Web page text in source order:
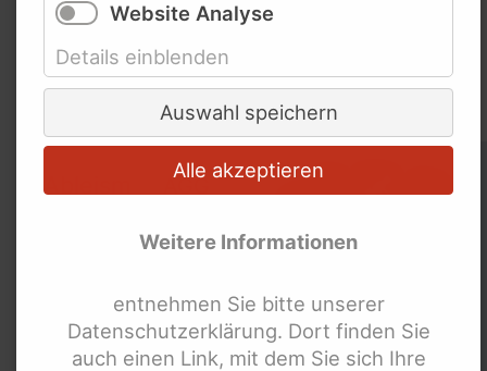
behinderter Frauen nimmt das Weibernetz
Stellung zu den verschiedensten Themen aus
der Behinderten- und Frauenpolitik. Hier finden
Sie Informationen zu einigen wichtigen Themen.
Schlagworte überspringen
Ableism AGG
Armut
Barrierefreiheit
Website Analyse
Details einblenden
Auswahl speichern
Alle akzeptieren
Weitere Informationen
entnehmen Sie bitte unserer
Datenschutzerklärung. Dort finden Sie
auch einen Link, mit dem Sie sich Ihre